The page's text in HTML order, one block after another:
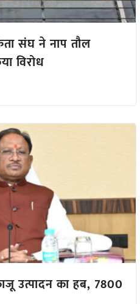
संघ ने नाप तौल
विरोध
उत्पादन का हब, 7800